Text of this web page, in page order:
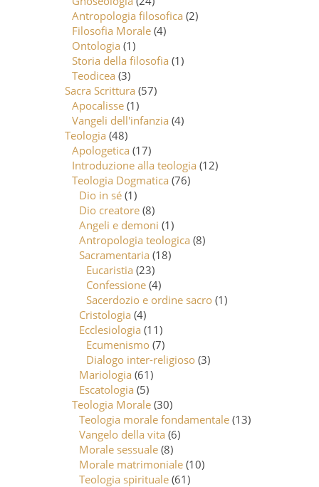
Antropologia filosofica (2)
Filosofia Morale (4)
Ontologia (1)
Storia della filosofia (1)
Teodicea (3)
Sacra Scrittura (57)
Apocalisse (1)
Vangeli dell'infanzia (4)
Teologia (48)
Apologetica (17)
Introduzione alla teologia (12)
Teologia Dogmatica (76)
Dio in sé (1)
Dio creatore (8)
Angeli e demoni (1)
Antropologia teologica (8)
Sacramentaria (18)
Eucaristia (23)
Confessione (4)
Sacerdozio e ordine sacro (1)
Cristologia (4)
Ecclesiologia (11)
Ecumenismo (7)
Dialogo inter-religioso (3)
Mariologia (61)
Escatologia (5)
Teologia Morale (30)
Teologia morale fondamentale (13)
Vangelo della vita (6)
Morale sessuale (8)
Morale matrimoniale (10)
Teologia spirituale (61)